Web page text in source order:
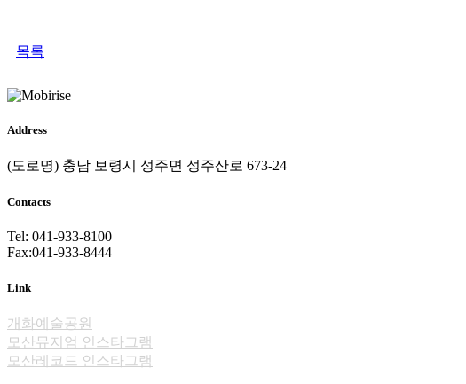
목록
Address
(도로명) 충남 보령시 성주면 성주산로 673-24
Contacts
Tel: 041-933-8100
Fax:041-933-8444
Link
개화예술공원
모산뮤지엄 인스타그램
모산레코드 인스타그램